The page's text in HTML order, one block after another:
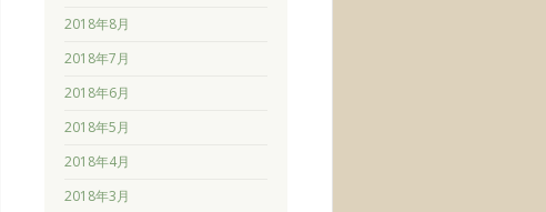
2018年8月
2018年7月
2018年6月
2018年5月
2018年4月
2018年3月